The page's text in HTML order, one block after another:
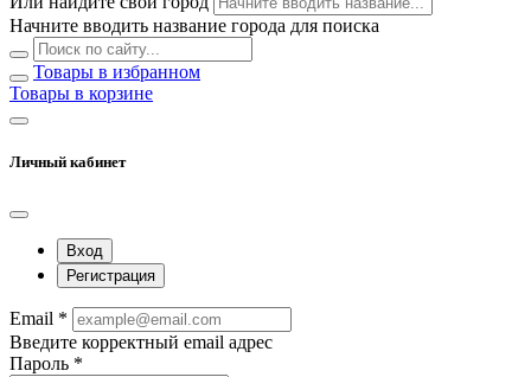
Начните вводить название города для поиска
Товары в избранном
Товары в корзине
Личный кабинет
Вход
Регистрация
Email *
Введите корректный email адрес
Пароль *